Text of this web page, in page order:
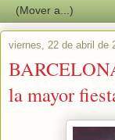
viernes, 22 de abril de
la mayor